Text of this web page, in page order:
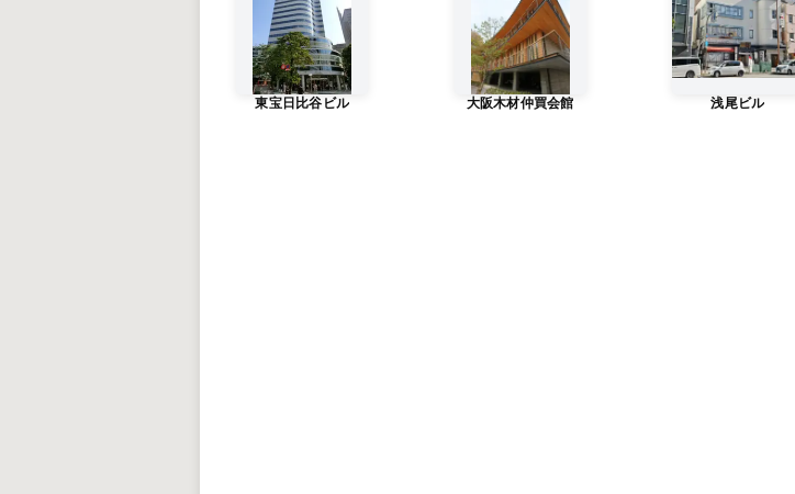
東宝日比谷ビル 大阪木材仲買会館 浅尾ビル